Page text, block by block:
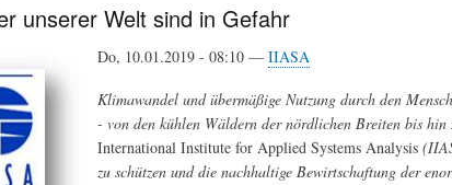
unserer Welt sind in Gefahr
Do, 10.01.2019 - 08:10 — IIASA
Klimawandel und übermäßige Nutzung durch den
- von den kühlen Wäldern der nördlichen Breiten bis
International Institute for Applied Systems Analysis
zu schützen und die nachhaltige Bewirtschaftung der